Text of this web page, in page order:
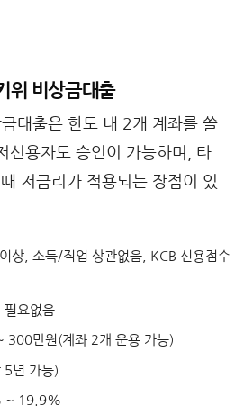
위 비상금대출
대출은 한도 내 2개 계좌를 쓸
신용자도 승인이 가능하며, 타
저금리가 적용되는 장점이 있
상, 소득/직업 상관없음, KCB 신용점수
요없음
만원(계좌 2개 운용 가능)
년 가능)
~ 19.9%